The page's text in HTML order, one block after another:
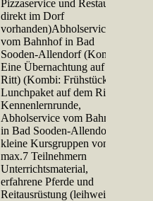
Pizzaservice und Restaurant
direkt im Dorf
vorhanden)Abholservice
vom Bahnhof in Bad
Sooden-Allendorf (Kombi:
Eine Übernachtung auf dem
Ritt) (Kombi: Frühstück und
Lunchpaket auf dem Ritt)
Kennenlernrunde,
Abholservice vom Bahnhof
in Bad Sooden-Allendorf,
kleine Kursgruppen von
max.7 Teilnehmern
Unterrichtsmaterial,
erfahrene Pferde und
Reitausrüstung (leihweise)